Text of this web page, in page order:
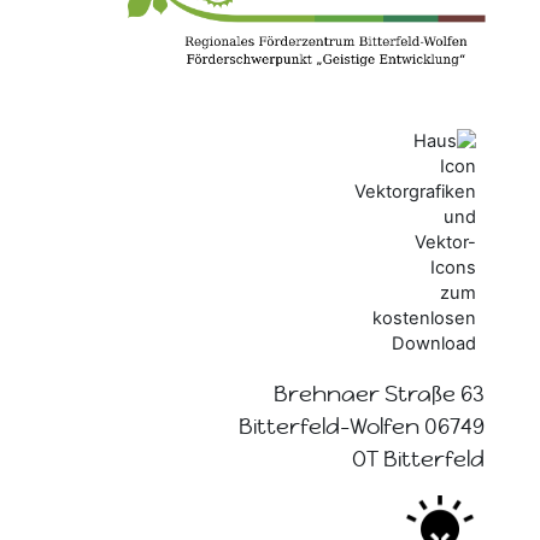
Brehnaer Straße 63
06749 Bitterfeld-Wolfen
OT Bitterfeld